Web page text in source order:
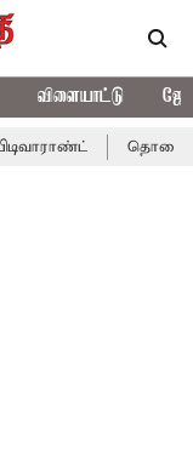
விளையாட்டு
தொலைநோக்கு